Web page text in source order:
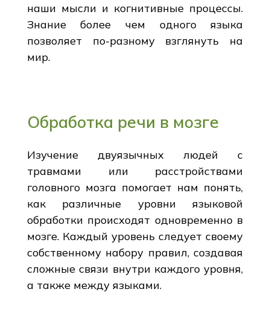
наши мысли и когнитивные процессы.
Знание более чем одного языка
позволяет по-разному взглянуть на
мир.
Обработка речи в мозге
Изучение двуязычных людей с
травмами или расстройствами
головного мозга помогает нам понять,
как различные уровни языковой
обработки происходят одновременно в
мозге. Каждый уровень следует своему
собственному набору правил, создавая
сложные связи внутри каждого уровня,
а также между языками.